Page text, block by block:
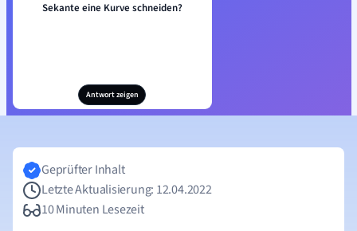
Sekante eine Kurve schneiden?
Antwort zeigen
Geprüfter Inhalt
Letzte Aktualisierung: 12.04.2022
10 Minuten Lesezeit